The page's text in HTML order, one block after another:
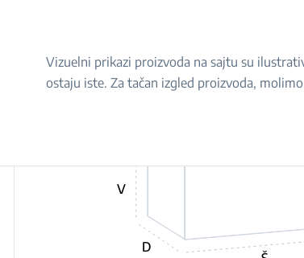
Vizuelni prikazi proizvoda na sajtu su
ostaju iste. Za tačan izgled proizvoda,
V
D